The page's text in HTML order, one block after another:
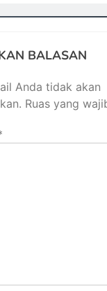
BALASAN
Anda tidak akan
Ruas yang